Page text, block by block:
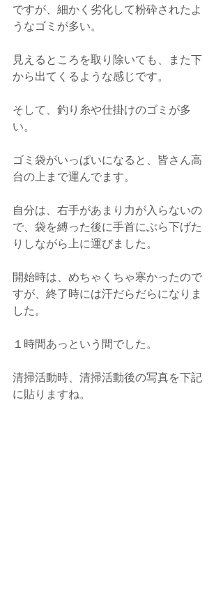
ですが、細かく劣化して粉砕されたよ
うなゴミが多い。
見えるところを取り除いても、また下
から出てくるような感じです。
そして、釣り糸や仕掛けのゴミが多
い。
ゴミ袋がいっぱいになると、皆さん高
台の上まで運んでます。
自分は、右手があまり力が入らないの
で、袋を縛った後に手首にぶら下げた
りしながら上に運びました。
開始時は、めちゃくちゃ寒かったので
すが、終了時には汗だらだらになりま
した。
１時間あっという間でした。
清掃活動時、清掃活動後の写真を下記
に貼りますね。